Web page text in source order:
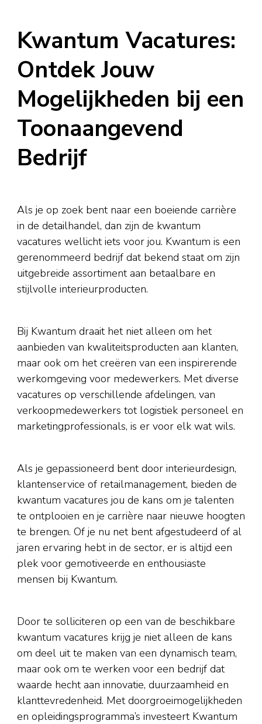
Kwantum Vacatures:
Ontdek Jouw
Mogelijkheden bij een
Toonaangevend
Bedrijf
Als je op zoek bent naar een boeiende carrière
in de detailhandel, dan zijn de kwantum
vacatures wellicht iets voor jou. Kwantum is een
gerenommeerd bedrijf dat bekend staat om zijn
uitgebreide assortiment aan betaalbare en
stijlvolle interieurproducten.
Bij Kwantum draait het niet alleen om het
aanbieden van kwaliteitsproducten aan klanten,
maar ook om het creëren van een inspirerende
werkomgeving voor medewerkers. Met diverse
vacatures op verschillende afdelingen, van
verkoopmedewerkers tot logistiek personeel en
marketingprofessionals, is er voor elk wat wils.
Als je gepassioneerd bent door interieurdesign,
klantenservice of retailmanagement, bieden de
kwantum vacatures jou de kans om je talenten
te ontplooien en je carrière naar nieuwe hoogten
te brengen. Of je nu net bent afgestudeerd of al
jaren ervaring hebt in de sector, er is altijd een
plek voor gemotiveerde en enthousiaste
mensen bij Kwantum.
Door te solliciteren op een van de beschikbare
kwantum vacatures krijg je niet alleen de kans
om deel uit te maken van een dynamisch team,
maar ook om te werken voor een bedrijf dat
waarde hecht aan innovatie, duurzaamheid en
klanttevredenheid. Met doorgroeimogelijkheden
en opleidingsprogramma’s investeert Kwantum